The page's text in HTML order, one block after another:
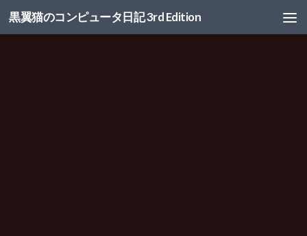
コンテンツへスキップ
黒翼猫のコンピュータ日記 3rd Edition